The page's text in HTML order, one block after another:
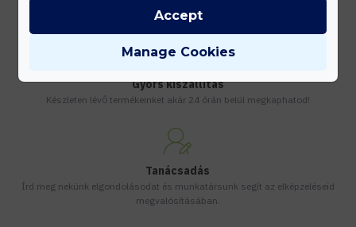
Vásárolj nagyobb mennyiségben és megadjuk a legjobb gyártói árakat.
Gyors kiszállítás
Készleten lévő termékeinket akár 24 órán belül megkaphatod!
Tanácsadás
Írd meg nekünk elgondolásodat és munkatársunk segít az elképzeléseid
megvalósításában.
Manage Cookies
Accept